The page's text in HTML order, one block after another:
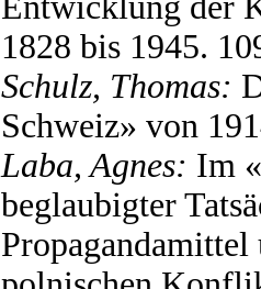
1828 bis 1945.
Schulz, Thomas:
Schweiz» von
Laba, Agnes: Im
beglaubigter